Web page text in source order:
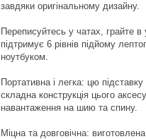
завдяки оригінальному дизайну.
Переписуйтесь у чатах, грайте
підтримує 6 рівнів підйому
ноутбуком.
Портативна і легка: цю
складна конструкція цього
навантаження на шию та спину.
Міцна та довговічна: